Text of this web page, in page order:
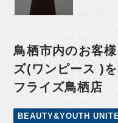
鳥栖市内のお客
ズ(ワンピース )
フライズ鳥栖店
BEAUTY&YOUTH